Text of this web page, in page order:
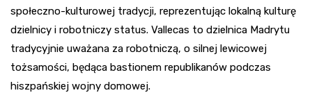
społeczno-kulturowej tradycji, reprezentując lokalną kulturę
dzielnicy i robotniczy status. Vallecas to dzielnica Madrytu
tradycyjnie uważana za robotniczą, o silnej lewicowej
tożsamości, będąca bastionem republikanów podczas
hiszpańskiej wojny domowej.